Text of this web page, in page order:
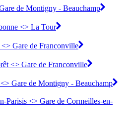
de Montigny - Beauchamp
<> ︎La Tour
︎Gare de Franconville
<> ︎Gare de Franconville
︎Gare de Montigny - Beauchamp
Parisis <> ︎Gare de Cormeilles-en-